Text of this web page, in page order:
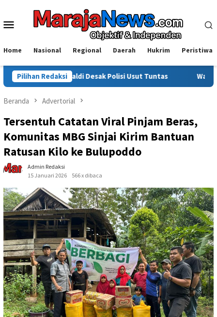
konten
Menu
Home Nasional Regional Daerah Hukrim Peristiwa
Pilihan Redaksi
Desak Polisi Usut Tuntas Warga Sinjai Tewas
Beranda Advertorial
Tersentuh Catatan Viral Pinjam Beras,
Komunitas MBG Sinjai Kirim Bantuan
Ratusan Kilo ke Bulupoddo
Admin Redaksi
15 Januari 2026
566 x dibaca